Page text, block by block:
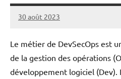
30 août 2023
nohackme
Aucun
Le métier de DevSecOps est
de la gestion des opérations
développement logiciel